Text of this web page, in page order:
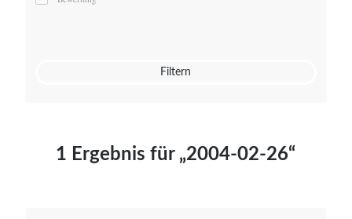
Mato von Vogelstein
Filtern
1 Ergebnis für „2004-02-26“